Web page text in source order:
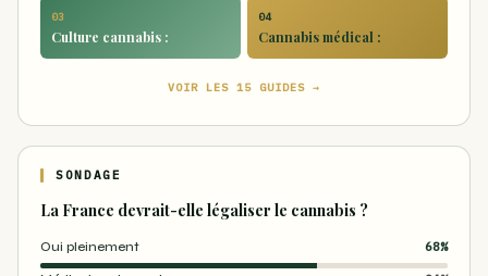
03
Culture cannabis :
04
Cannabis médical :
VOIR LES 15 GUIDES →
SONDAGE
La France devrait-elle légaliser le cannabis ?
Oui pleinement 68%